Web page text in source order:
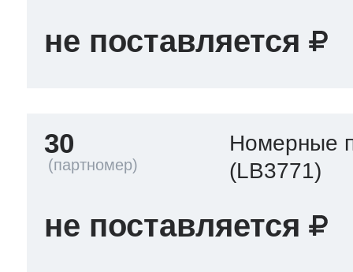
не поставляется
30
Номерные
(LB3771)
не поставляется